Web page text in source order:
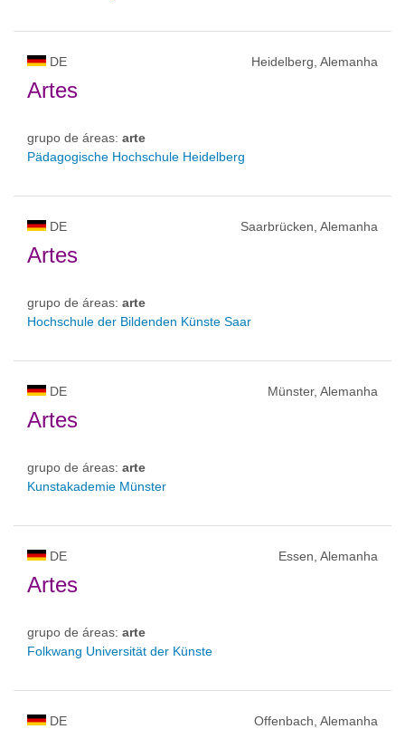
DE Heidelberg, Alemanha
Artes
grupo de áreas: arte
Pädagogische Hochschule Heidelberg
DE Saarbrücken, Alemanha
Artes
grupo de áreas: arte
Hochschule der Bildenden Künste Saar
DE Münster, Alemanha
Artes
grupo de áreas: arte
Kunstakademie Münster
DE Essen, Alemanha
Artes
grupo de áreas: arte
Folkwang Universität der Künste
DE Offenbach, Alemanha